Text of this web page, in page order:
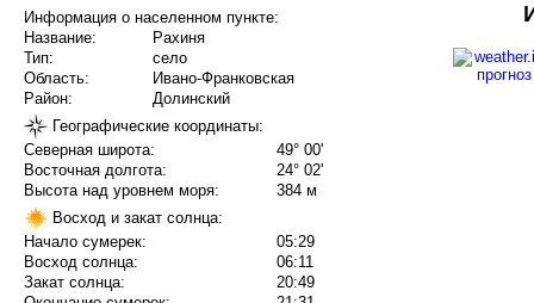
Информация о населенном пункте:
Название:
Рахиня
Тип:
село
Область:
Ивано-Франковская
Район:
Долинский
Географические координаты:
Северная широта:
49° 00'
Восточная долгота:
24° 02'
Высота над уровнем моря:
384 м
Восход и закат солнца:
Начало сумерек:
05:29
Восход солнца:
06:11
Закат солнца:
20:49